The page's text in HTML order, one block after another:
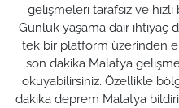
gelişmeleri tarafsız ve hızlı
Günlük yaşama dair ihtiyaç
tek bir platform üzerinden
son dakika Malatya
okuyabilirsiniz. Özellikle
dakika deprem Malatya